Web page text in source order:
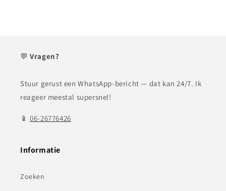
💬Vragen?
Stuur gerust een WhatsApp-bericht — dat kan 24/7. Ik
reageer meestal supersnel!
📱06-26776426
Informatie
Zoeken